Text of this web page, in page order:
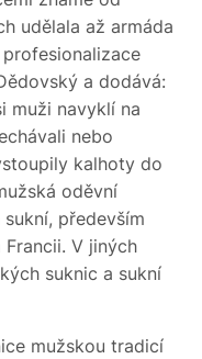
udělala až armáda
a dodává:
muži navyklí na
nebo
kalhoty do
oděvní
především
Francii. V jiných
suknic a sukní
mužskou tradicí